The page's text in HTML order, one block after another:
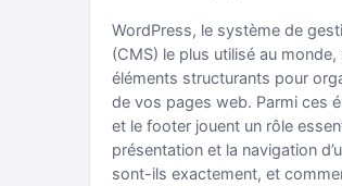
WordPress, le système de
(CMS) le plus utilisé au
éléments structurants pour
de vos pages web. Parmi ces
et le footer jouent un rôle
présentation et la navigation
sont-ils exactement, et